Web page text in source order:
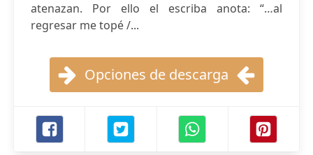
atenazan. Por ello el escriba anota: “…al
regresar me topé /...
Opciones de descarga